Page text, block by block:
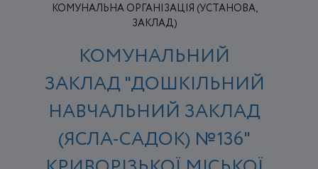
КОМУНАЛЬНА ОРГАНІЗАЦІЯ (УСТАНОВА,
ЗАКЛАД)
КОМУНАЛЬНИЙ
ЗАКЛАД "ДОШКІЛЬНИЙ
НАВЧАЛЬНИЙ ЗАКЛАД
(ЯСЛА-САДОК) №136"